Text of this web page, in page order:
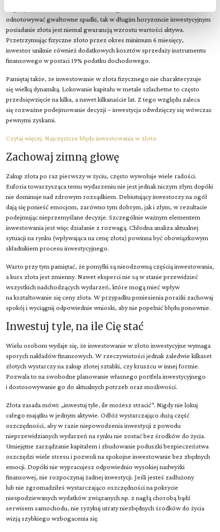
Zarządzaj preferencjami . W każdej chwili możesz
dokonać zmiany wybranych przez Ciebie plików cookie.
odnotowywać gwałtowne spadki, tak w długim horyzoncie inwestycyjnym
posiadanie złota jest niemal gwarancją wzrostu wartości aktywa.
Przetrzymując fizyczne złoto przez okres minimum 6 miesięcy,
inwestor uniknie również dodatkowych kosztów sprzedaży instrumentu
finansowego w postaci 19% podatku dochodowego.
Pamiętaj także, że inwestowanie w złota fizycznego nie charakteryzuje
się wielką dynamiką. Lokowanie kapitału w metale szlachetne to często
przedsięwzięcie na kilka, a nawet kilkanaście lat. Z tego względu zaleca
się rozważne podejmowanie decyzji – inwestycja odwdzięczy się wówczas
pewnymi zyskami.
Czytaj więcej: Najczęstsze błędy inwestowania w złoto
Zachowaj zimną głowę
Zakup złota po raz pierwszy w życiu, często wywołuje wiele radości.
Euforia towarzysząca temu wydarzeniu nie jest jednak niczym złym dopóki
nie dominuje nad zdrowym rozsądkiem. Debiutujący inwestorzy na ogół
dają się ponieść emocjom, zarówno tym dobrym, jak i złym, w rezultacie
podejmując nieprzemyślane decyzje. Szczególnie ważnym elementem
inwestowania jest więc działanie z rozwagą. Chłodna analiza aktualnej
sytuacji na rynku (wpływająca na cenę złota) powinna być obowiązkowym
składnikiem procesu inwestycyjnego.
Warto przy tym pamiętać, że pomyłki są nieodzowną częścią inwestowania,
a kurs złota jest zmienny. Nawet eksperci nie są w stanie przewidzieć
wszystkich nadchodzących wydarzeń, które mogą mieć wpływ
na kształtowanie się ceny złota. W przypadku poniesienia porażki zachowaj
spokój i wyciągnij odpowiednie wnioski, aby nie popełnić błędu ponownie.
Inwestuj tyle, na ile Cię stać
Wielu osobom wydaje się, że inwestowanie w złoto inwestycyjne wymaga
sporych nakładów finansowych. W rzeczywistości jednak zaledwie kilkaset
złotych wystarczy na zakup złotej sztabki, czy kruszcu w innej formie.
Pozwala to na swobodne planowanie własnego portfela inwestycyjnego
i dostosowywanie go do aktualnych potrzeb oraz możliwości.
Złota zasada mówi: „inwestuj tyle, ile możesz stracić”. Nigdy nie lokuj
całego majątku w jednym aktywie. Odłóż wystarczająco dużą część
oszczędności, aby w razie niepowodzenia inwestycji z powodu
nieprzewidzianych wydarzeń na rynku nie zostać bez środków do życia.
Umiejętne zarządzanie kapitałem i zbudowanie poduszki bezpieczeństwa
oszczędzi wiele stresu i pozwoli na spokojne inwestowanie bez zbędnych
emocji. Dopóki nie wypracujesz odpowiednio wysokiej nadwyżki
finansowej, nie rozpoczynaj żadnej inwestycji. Jeśli jesteś zadłużony
lub nie zgromadziłeś wystarczająco oszczędności na pokrycie
niespodziewanych wydatków związanych np. z nagłą chorobą bądź
serwisem samochodu, nie ryzykuj utraty niezbędnych środków do życia
wizją szybkiego wzbogacenia się.